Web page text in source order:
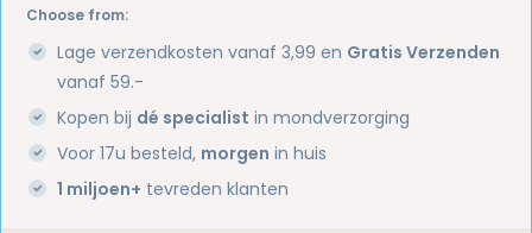
Choose from:
Lage verzendkosten vanaf 3,99 en Gratis Verzenden
vanaf 59.-
Kopen bij dé specialist in mondverzorging
Voor 17u besteld, morgen in huis
1 miljoen+ tevreden klanten